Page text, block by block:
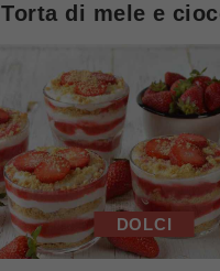
Torta di mele e
DOLCI